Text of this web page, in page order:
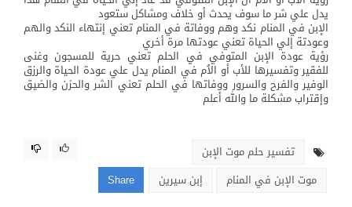
يدل علي شر ما سوف يحدث أو خلاف ومشاكل ستعود
الإبن في المنام نكد وهم ووفاتة في المنام تعني إنتهاء النكد والهم
وعودتة إلي الحياة تعني عودتها مرة أخري
رؤية عودة الإبن المتوفي في الحلم تعني حرية للمسجون وغنى
للفقير وتفسيرها للأب أو الاُم في المنام يدل علي عودة الحياة والرزق
الوفير والفرح والسرور ووفاتها في الحلم تعني الشر والحزن والضيق
وإقتراب مشكلة ما والله أعلم
تفسير حلم موت الإبن
موت الإبن في المنام
إبن سيرين Share